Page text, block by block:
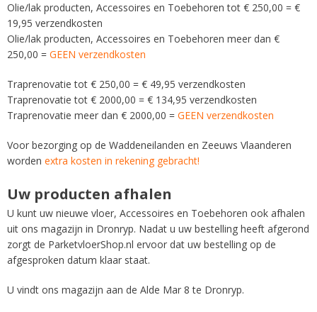
Olie/lak producten, Accessoires en Toebehoren tot € 250,00 = €
19,95 verzendkosten
Olie/lak producten, Accessoires en Toebehoren meer dan €
250,00 = GEEN verzendkosten
Traprenovatie tot € 250,00 = € 49,95 verzendkosten
Traprenovatie tot € 2000,00 = € 134,95 verzendkosten
Traprenovatie meer dan € 2000,00 = GEEN verzendkosten
Voor bezorging op de Waddeneilanden en Zeeuws Vlaanderen
worden extra kosten in rekening gebracht!
Uw producten afhalen
U kunt uw nieuwe vloer, Accessoires en Toebehoren ook afhalen
uit ons magazijn in Dronryp. Nadat u uw bestelling heeft afgerond
zorgt de ParketvloerShop.nl ervoor dat uw bestelling op de
afgesproken datum klaar staat.
U vindt ons magazijn aan de Alde Mar 8 te Dronryp.